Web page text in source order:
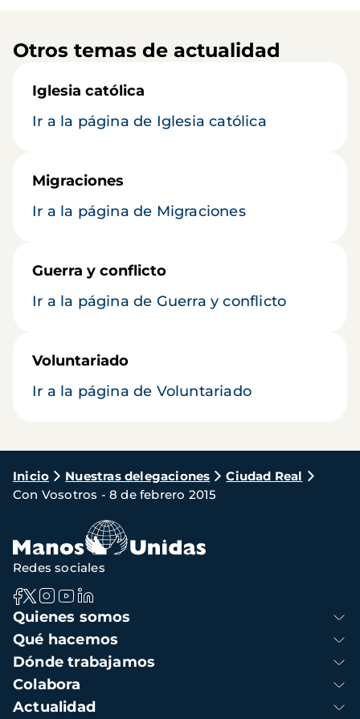
Otros temas de actualidad
Iglesia católica
Ir a la página de Iglesia católica
Migraciones
Ir a la página de Migraciones
Guerra y conflicto
Ir a la página de Guerra y conflicto
Voluntariado
Ir a la página de Voluntariado
Ruta
de
navegación
Inicio Nuestras delegaciones
Ciudad Real
Con Vosotros - 8 de febrero 2015
Navegación
principal
Quienes somos
Qué hacemos
Dónde trabajamos
Colabora
Actualidad
Redes sociales